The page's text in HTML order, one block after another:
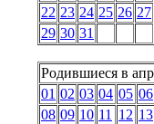
22 23 24 25 26 27
29 30 31
Родившиеся в
01 02 03 04 05 06
08 09 10 11 12 13